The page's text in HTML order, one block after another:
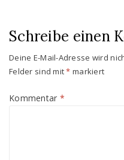
Schreibe einen
Deine E-Mail-Adresse wird
Felder sind mit* markiert
Kommentar *